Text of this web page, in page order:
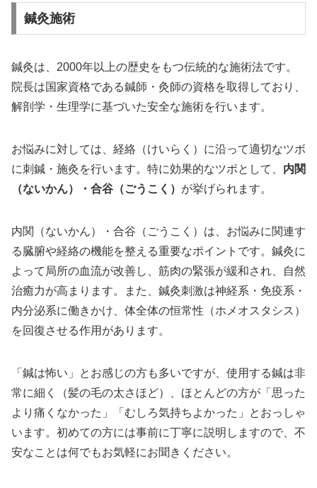
鍼灸施術
鍼灸は、2000年以上の歴史をもつ伝統的な施術法です。
院長は国家資格である鍼師・灸師の資格を取得しており、
解剖学・生理学に基づいた安全な施術を行います。
お悩みに対しては、経絡（けいらく）に沿って適切なツボ
に刺鍼・施灸を行います。特に効果的なツボとして、 内関
（ないかん）・合谷（ごうこく） が挙げられます。
内関（ないかん）・合谷（ごうこく）は、お悩みに関連す
る臓腑や経絡の機能を整える重要なポイントです。鍼灸に
よって局所の血流が改善し、筋肉の緊張が緩和され、自然
治癒力が高まります。また、鍼灸刺激は神経系・免疫系・
内分泌系に働きかけ、体全体の恒常性（ホメオスタシス）
を回復させる作用があります。
「鍼は怖い」とお感じの方も多いですが、使用する鍼は非
常に細く（髪の毛の太さほど）、ほとんどの方が「思った
より痛くなかった」「むしろ気持ちよかった」とおっしゃ
います。初めての方には事前に丁寧に説明しますので、不
安なことは何でもお気軽にお聞きください。